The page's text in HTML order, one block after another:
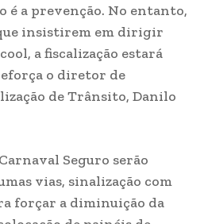
é a prevenção. No entanto,
insistirem em dirigir
a fiscalização estará
o diretor de
de Trânsito, Danilo
Seguro serão
vias, sinalização com
forçar a diminuição da